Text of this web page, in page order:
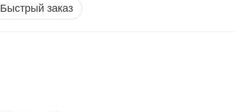
Быстрый заказ